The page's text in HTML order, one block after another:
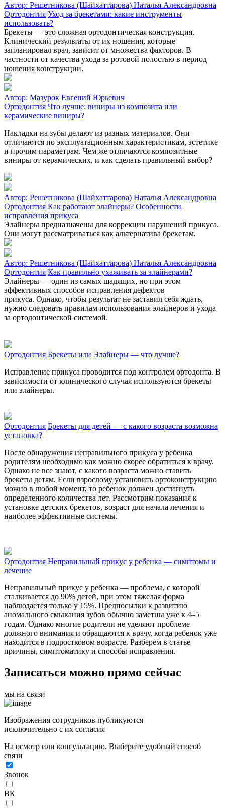
Автор: Решетникова (Шайхаттарова) Наталья Александровна
Ортодонтия Уход за брекетами: какие инструменты
использовать?
Брекеты — это сложная ортодонтическая конструкция.
Клинический результаты от их ношения, которые
запланировал врач, зависит от множества факторов. В
частности от качества ухода за ротовой полостью в период
ношения конструкции.
Автор: Мазурок Евгений Юрьевич
Ортодонтия Что лучше: виниры из композита или
керамические виниры?
Накладки на зубы делают из разных материалов. Они
отличаются по эксплуатационным характеристикам, эстетике
и прочим параметрам. Чем же отличаются композитные
виниры от керамических, и как сделать правильный выбор?
Автор: Решетникова (Шайхаттарова) Наталья Александровна
Ортодонтия Как работают элайнеры? Особенности
исправления прикуса
Элайнеры предназначены для коррекции нарушений прикуса.
Они могут рассматриваться как альтернатива брекетам.
Автор: Решетникова (Шайхаттарова) Наталья Александровна
Ортодонтия Как правильно ухаживать за элайнерами?
Элайнеры — один из самых щадящих, но при этом
эффективных способов исправления дефектов
прикуса. Однако, чтобы результат не заставил себя ждать,
нужно следовать правилам использования элайнеров и ухода
за ортодонтической системой.
Ортодонтия Брекеты или Элайнеры — что лучше?
Исправление прикуса проводится под контролем ортодонта. В
зависимости от клинического случая используются брекеты
или элайнеры.
Ортодонтия Брекеты для детей — с какого возраста возможна
установка?
После обнаружения неправильного прикуса у ребенка
родителям необходимо как можно скорее обратиться к врачу.
Однако не все знают, с какого возраста можно ставить
брекеты детям. Если взрослому установить ортоконструкцию
можно в любой момент, то ребенок должен достигнуть
определенного количества лет. Рассмотрим показания к
установке детских брекетов, возраст для начала лечения и
наиболее эффективные системы.
Ортодонтия Неправильный прикус у ребенка — симптомы и
лечение
Неправильный прикус у ребенка — проблема, с которой
сталкивается до 90% детей, при этом тяжелая форма
наблюдается только у 15%. Предпосылки к развитию
аномального смыкания зубов обычно заметны уже к 4–5
годам. Однако многие родители не уделяют проблеме
должного внимания и обращаются к врачу, когда ребенок уже
находится в подростковом возрасте. Разберем в статье
причины, симптоматику и способы исправления.
Записаться можно прямо сейчас
мы на связи
Изображения сотрудников публикуются
исключительно с их согласия
На осмотр или консультацию. Выберите удобный способ
связи
Звонок
ВК